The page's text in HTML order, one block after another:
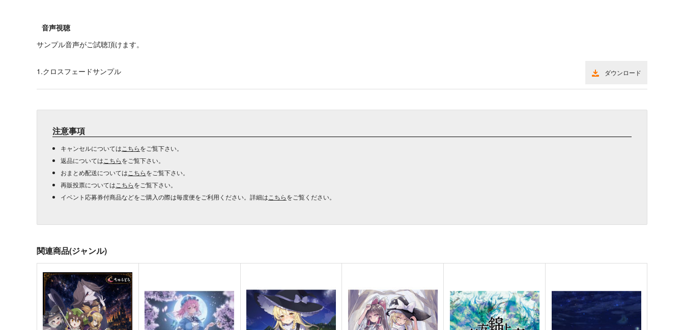
音声視聴
サンプル音声がご試聴頂けます。
1.クロスフェードサンプル ダウンロード
注意事項
キャンセルについては こちらをご覧下さい。
返品については こちらをご覧下さい。
おまとめ配送については こちらをご覧下さい。
再販投票については こちらをご覧下さい。
イベント応募券付商品などをご購入の際は毎度便をご利用ください。詳細は こちらをご覧ください。
関連商品(ジャンル)